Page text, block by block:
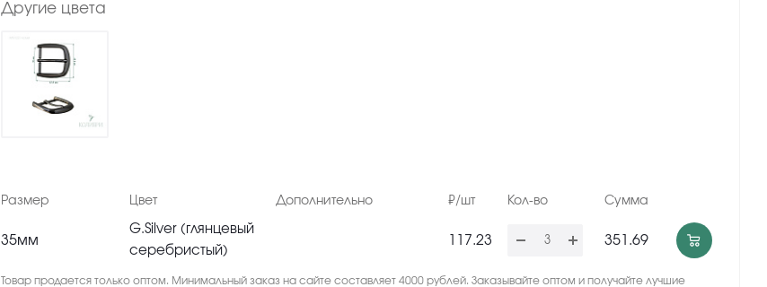
Другие цвета
Размер Цвет Дополнительно ₽/шт Кол-во Сумма
35мм
G.Silver (глянцевый
серебристый)
117.23 351.69
Товар продается только оптом. Минимальный заказ на сайте составляет 4000 рублей. Заказывайте оптом и получайте лучшие